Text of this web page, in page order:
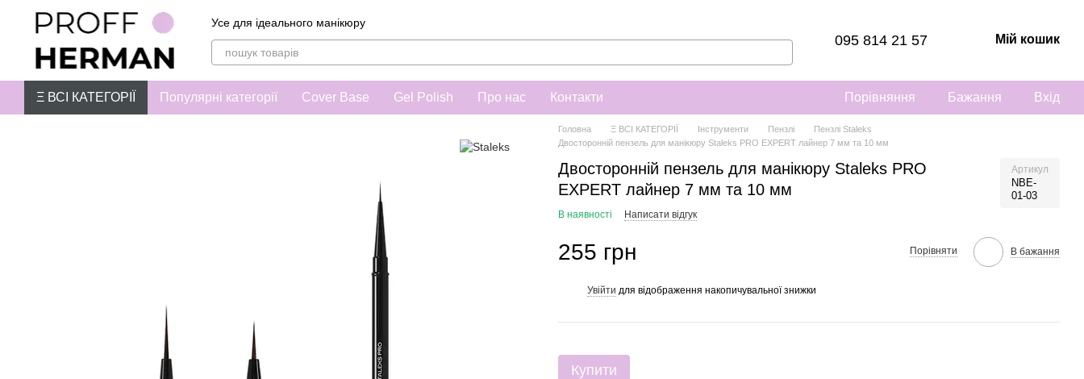
Перейти до основного контенту
Усе для ідеального манікюру
095 814 21 57 Мій кошик
Ξ ВСІ КАТЕГОРІЇ Популярні категорії Cover Base Gel Polish Про нас Контакти Порівняння Бажання Вхід
Головна Ξ ВСІ КАТЕГОРІЇ Інструменти Пензлі
Пензлі Staleks
Двосторонній пензель для манікюру Staleks PRO EXPERT лайнер 7 мм та 10 мм
Двосторонній пензель для манікюру Staleks PRO
EXPERT лайнер 7 мм та 10 мм
Артикул
NBE-
01-03
В наявності Написати відгук
255 грн Порівняти В бажання
Увійти для відображення накопичувальної знижки
Купити